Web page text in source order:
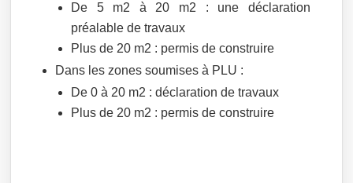
De 5 m2 à 20 m2 : une déclaration
préalable de travaux
Plus de 20 m2 : permis de construire
Dans les zones soumises à PLU :
De 0 à 20 m2 : déclaration de travaux
Plus de 20 m2 : permis de construire